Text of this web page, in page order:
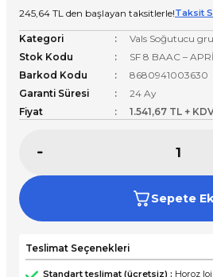
245,64 TL den başlayan taksitlerle!Taksit
Kategori
Vals Soğutucu
Stok Kodu
SF 8 BAAC –
Barkod Kodu
8680941003630
Garanti Süresi
24 Ay
Fiyat
1.541,67 TL +
Sepete
Teslimat Seçenekleri
Standart teslimat (ücretsiz) : Horoz